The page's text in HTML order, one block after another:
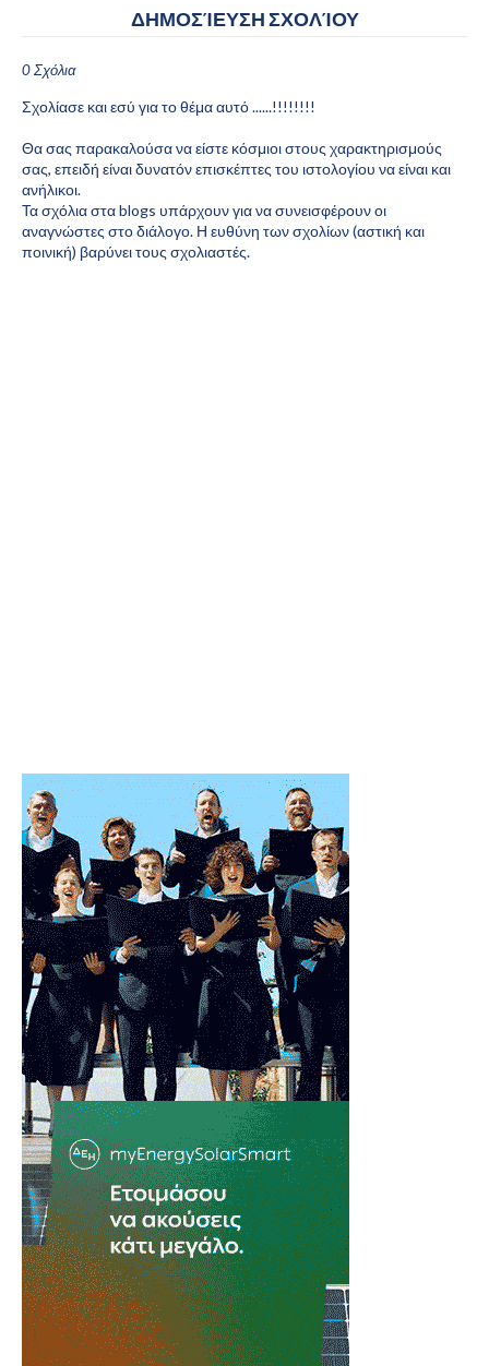
ΔΗΜΟΣΊΕΥΣΗ ΣΧΟΛΊΟΥ
0 Σχόλια
Σχολίασε και εσύ για το θέμα αυτό ......!!!!!!!!
Θα σας παρακαλούσα να είστε κόσμιοι στους χαρακτηρισμούς
σας, επειδή είναι δυνατόν επισκέπτες του ιστολογίου να είναι και
ανήλικοι.
Τα σχόλια στα blogs υπάρχουν για να συνεισφέρουν οι
αναγνώστες στο διάλογο. Η ευθύνη των σχολίων (αστική και
ποινική) βαρύνει τους σχολιαστές.